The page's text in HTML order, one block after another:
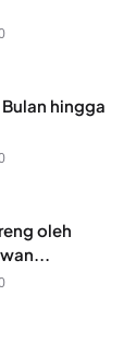
Bulan hingga
oleh